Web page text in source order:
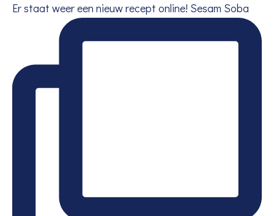
Er staat weer een nieuw recept online! Sesam Soba